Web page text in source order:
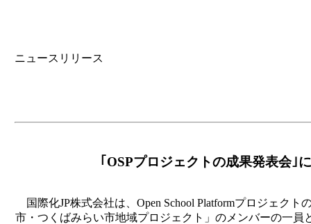
ニュースリリース
｢OSPプロジェクトの成果発表会｣
国際化JP株式会社は、Open School Platformプロジェクト
市・つくばみらい市地域プロジェクト」のメンバーの一員